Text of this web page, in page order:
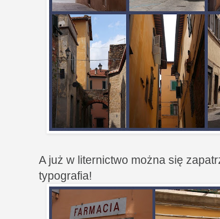
A już w liternictwo można się
typografia!